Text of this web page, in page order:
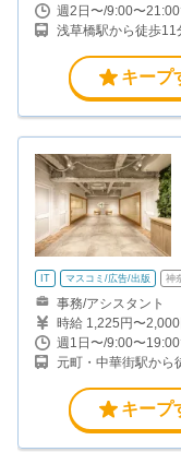
週2日〜/9:00〜
浅草橋駅から徒歩11
キープ
IT マスコミ/広告/出版 神
事務/アシスタント
時給 1,225円〜
週1日〜/9:00〜
元町・中華街駅から
キープ